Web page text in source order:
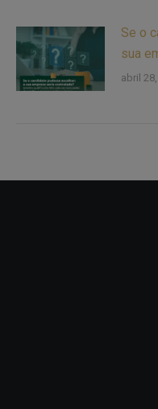
Se o
sua
abril